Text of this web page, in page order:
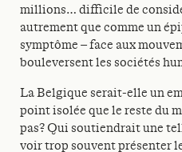
millions… difficile de
autrement que comme un
symptôme – face aux
bouleversent les sociétés
La Belgique serait-elle un
point isolée que le reste du
pas? Qui soutiendrait une
voir trop souvent présenter